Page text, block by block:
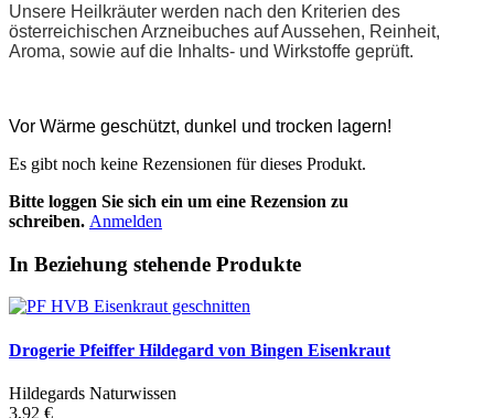
Unsere Heilkräuter werden nach den Kriterien des
österreichischen Arzneibuches auf Aussehen, Reinheit,
Aroma, sowie auf die Inhalts- und Wirkstoffe geprüft.
Vor Wärme geschützt, dunkel und trocken lagern!
Es gibt noch keine Rezensionen für dieses Produkt.
Bitte loggen Sie sich ein um eine Rezension zu
schreiben. Anmelden
In Beziehung stehende Produkte
Drogerie Pfeiffer Hildegard von Bingen Eisenkraut
Hildegards Naturwissen
3,92 €